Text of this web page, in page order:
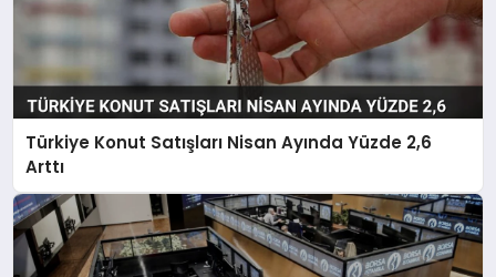
Türkiye Konut Satışları Nisan Ayında Yüzde 2,6
Arttı